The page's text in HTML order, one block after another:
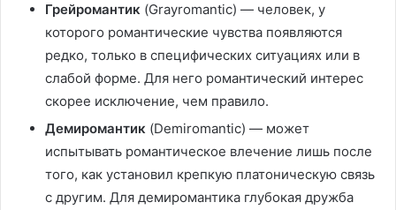
Грейромантик (Grayromantic) — человек, у
которого романтические чувства появляются
редко, только в специфических ситуациях или в
слабой форме. Для него романтический интерес
скорее исключение, чем правило.
Демиромантик (Demiromantic) — может
испытывать романтическое влечение лишь после
того, как установил крепкую платоническую связь
с другим. Для демиромантика глубокая дружба